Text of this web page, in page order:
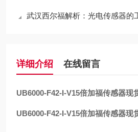
武汉西尔福解析：光电传感器的
详细介绍 在线留言
UB6000-F42-I-V15倍加福传感器现
UB6000-F42-I-V15倍加福传感器现